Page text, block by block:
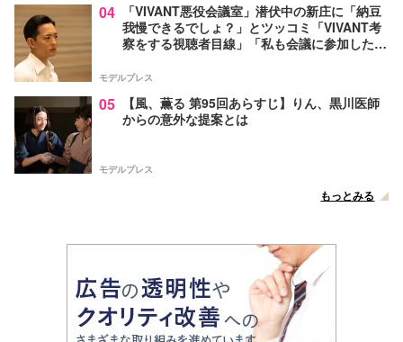
04
「VIVANT悪役会議室」潜伏中の新庄に「納豆
我慢できるでしょ？」とツッコミ「VIVANT考
察をする視聴者目線」「私も会議に参加した
モデルプレス
05
【風、薫る 第95回あらすじ】りん、黒川医師
からの意外な提案とは
モデルプレス
もっとみる